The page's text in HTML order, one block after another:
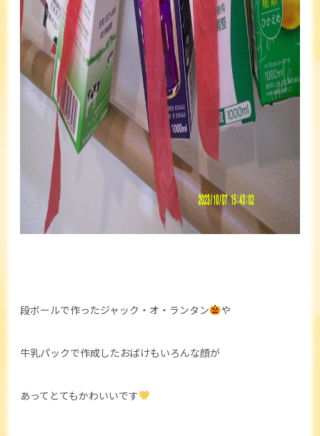
段ボールで作ったジャック・オ・ランタン や
牛乳パックで作成したおばけもいろんな顔が
あってとてもかわいいです